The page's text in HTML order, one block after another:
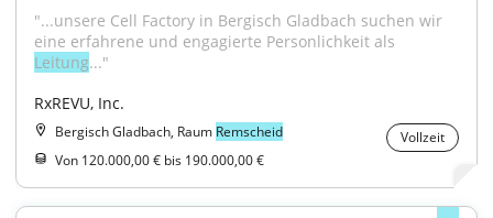
"...unsere Cell Factory in Bergisch Gladbach suchen wir
Leitung..."
RxREVU, Inc.
Bergisch Gladbach, Raum Remscheid
Vollzeit
Von 120.000,00 € bis 190.000,00 €